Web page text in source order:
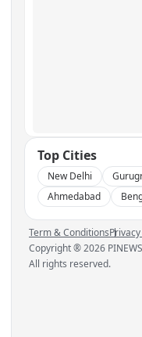
Top Cities
New Delhi
Ahmedabad
Term & Conditions
Copyright ®2026
All rights reserved.